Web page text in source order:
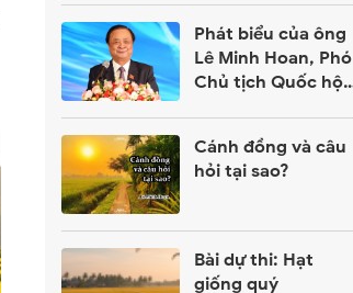
Phát biểu của ông
Lê Minh Hoan, Phó
Chủ tịch Quốc hội
năm tự hào và tiếp
nối
Cánh đồng và câu
hỏi tại sao?
Bài dự thi: Hạt
giống quý